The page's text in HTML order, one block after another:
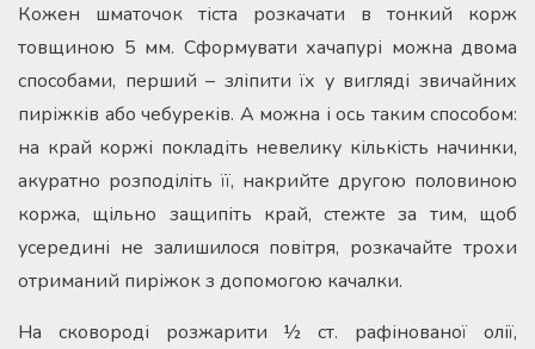
Кожен шматочок тіста розкачати в тонкий корж
товщиною 5 мм. Сформувати хачапурі можна двома
способами, перший – зліпити їх у вигляді звичайних
пиріжків або чебуреків. А можна і ось таким способом:
на край коржі покладіть невелику кількість начинки,
акуратно розподіліть її, накрийте другою половиною
коржа, щільно защипіть край, стежте за тим, щоб
усередині не залишилося повітря, розкачайте трохи
отриманий пиріжок з допомогою качалки.
На сковороді розжарити ½ ст. рафінованої олії,